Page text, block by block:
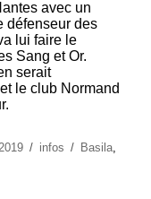
avec un
défenseur des
lui faire le
Sang et Or.
serait
le club Normand
Catégories
infos Étiquettes
Basila,